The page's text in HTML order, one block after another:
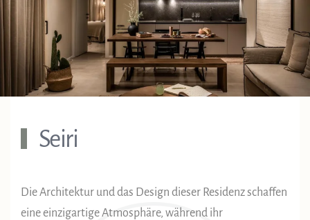
Seiri
Die Architektur und das Design dieser Residenz schaffen
eine einzigartige Atmosphäre, während ihr